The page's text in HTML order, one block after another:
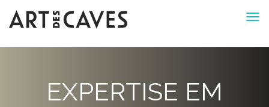
EXPERTISE EM